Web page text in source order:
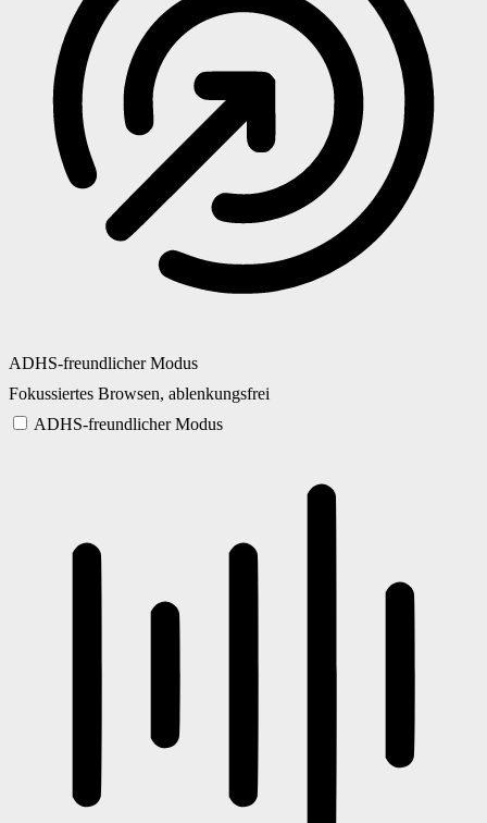
ADHS-freundlicher Modus
Fokussiertes Browsen, ablenkungsfrei
ADHS-freundlicher Modus